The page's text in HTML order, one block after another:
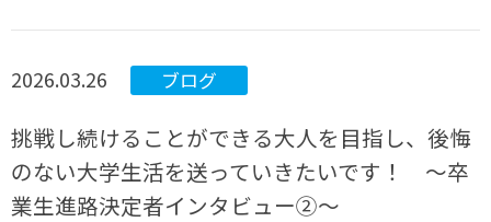
2026.03.26 ブログ
挑戦し続けることができる大人を目指し、後悔
のない大学生活を送っていきたいです！ ～卒
業生進路決定者インタビュー②～